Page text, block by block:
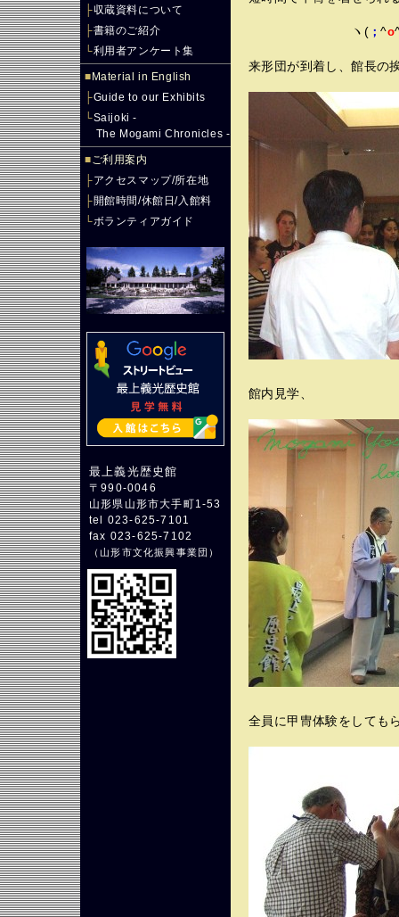
├収蔵資料について
├書籍のご紹介
└利用者アンケート集
■ Material in English
├Guide to our Exhibits
└Saijoki -
The Mogami Chronicles -
■ご利用案内
├アクセスマップ/所在地
├開館時間/休館日/入館料
└ボランティアガイド
最上義光歴史館
〒990-0046
山形県山形市大手町1-53
tel 023-625-7101
fax 023-625-7102
（山形市文化振興事業団 ）
ヽ( ；^o
来形団が到着し、館長の
館内見学、
全員に甲冑体験をしても